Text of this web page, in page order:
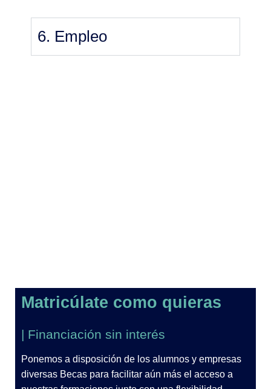
6. Empleo
Matricúlate como quieras
| Financiación sin interés
Ponemos a disposición de los alumnos y empresas
diversas Becas para facilitar aún más el acceso a